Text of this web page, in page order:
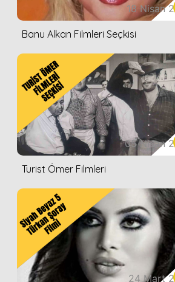
18 Nisan
Banu Alkan Filmleri Seçkisi
05 Nisan
Turist Ömer Filmleri
24 Mart